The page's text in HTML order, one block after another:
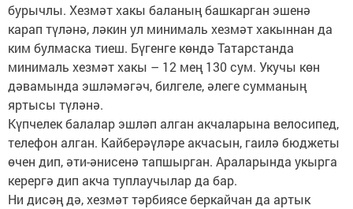
бурычлы. Хезмәт хакы баланың башкарган эшенә
карап түләнә, ләкин ул минималь хезмәт хакыннан да
ким булмаска тиеш. Бүгенге көндә Татарстанда
минималь хезмәт хакы – 12 мең 130 сум. Укучы көн
дәвамында эшләмәгәч, билгеле, әлеге сумманың
яртысы түләнә.
Күпчелек балалар эшләп алган акчаларына велосипед,
телефон алган. Кайберәүләре акчасын, гаилә бюджеты
өчен дип, әти-әнисенә тапшырган. Араларында укырга
керергә дип акча туплаучылар да бар.
Ни дисәң дә, хезмәт тәрбиясе беркайчан да артык